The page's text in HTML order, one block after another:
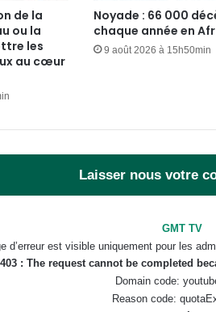
de la
ou la
les
au cœur
Noyade : 66 000
chaque année en
9 août 2026 à 15h50min
Laisser nous votre
GMT TV
d’erreur est visible uniquement pour les
: The request cannot be completed
Domain code:
Reason code: